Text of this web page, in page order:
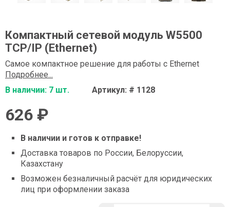
Компактный сетевой модуль W5500
ТСР/IP (Ethernet)
Самое компактное решение для работы с Ethernet
Подробнее...
В наличии: 7 шт.
Артикул: # 1128
626 ₽
В наличии и готов к отправке!
Доставка товаров по России, Белоруссии,
Казахстану
Возможен безналичный расчёт для юридических
лиц при оформлении заказа